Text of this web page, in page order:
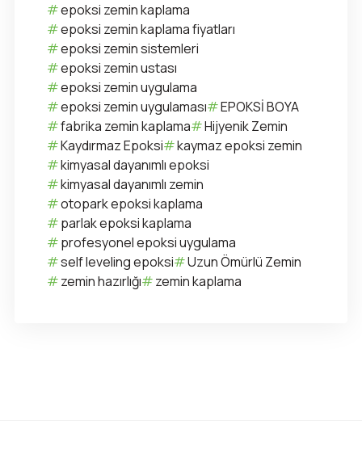
epoksi zemin kaplama
epoksi zemin kaplama fiyatları
epoksi zemin sistemleri
epoksi zemin ustası
epoksi zemin uygulama
epoksi zemin uygulaması
EPOKSİ BOYA
fabrika zemin kaplama
Hijyenik Zemin
Kaydırmaz Epoksi
kaymaz epoksi zemin
kimyasal dayanımlı epoksi
kimyasal dayanımlı zemin
otopark epoksi kaplama
parlak epoksi kaplama
profesyonel epoksi uygulama
self leveling epoksi
Uzun Ömürlü Zemin
zemin hazırlığı
zemin kaplama